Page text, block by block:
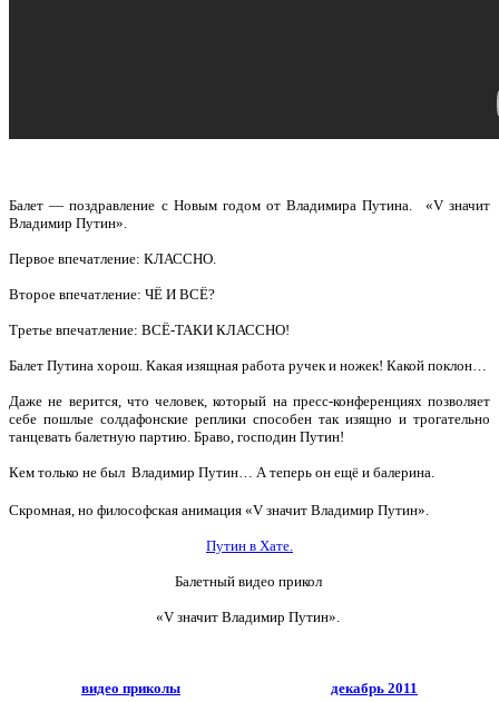
Балет — поздравление с Новым годом от Владимира Путина.
«V значит
Владимир Путин».
Первое впечатление: КЛАССНО.
Второе впечатление: ЧЁ И ВСЁ?
Третье впечатление: ВСЁ-ТАКИ КЛАССНО!
Балет Путина хорош. Какая изящная работа ручек и ножек! Какой поклон…
Даже не верится, что человек, который на пресс-конференциях позволяет
себе пошлые солдафонские реплики способен так изящно и трогательно
танцевать балетную партию. Браво, господин Путин!
Кем только не был Владимир Путин… А теперь он ещё и балерина.
Скромная, но философская анимация «V значит Владимир Путин».
Путин в Хате.
Балетный видео прикол
«V значит Владимир Путин».
видео приколы декабрь 2011